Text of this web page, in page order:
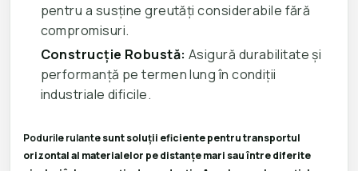
pentru a susține greutăți considerabile fără
compromisuri.
Construcție Robustă: Asigură durabilitate și
performanță pe termen lung în condiții
industriale dificile.
Podurile rulantesunt soluții eficiente pentru transportul
orizontal al materialelor pe distanțe mari sau între diferite